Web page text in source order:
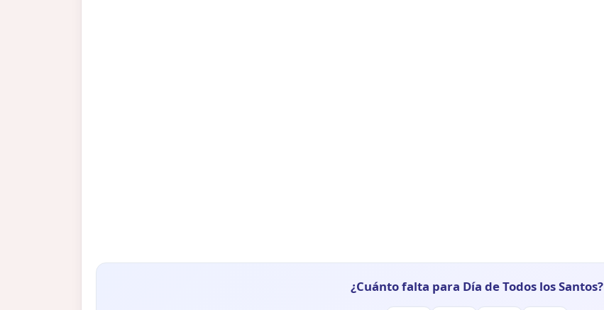
¿Cuánto falta para Día de Todos los Santos?